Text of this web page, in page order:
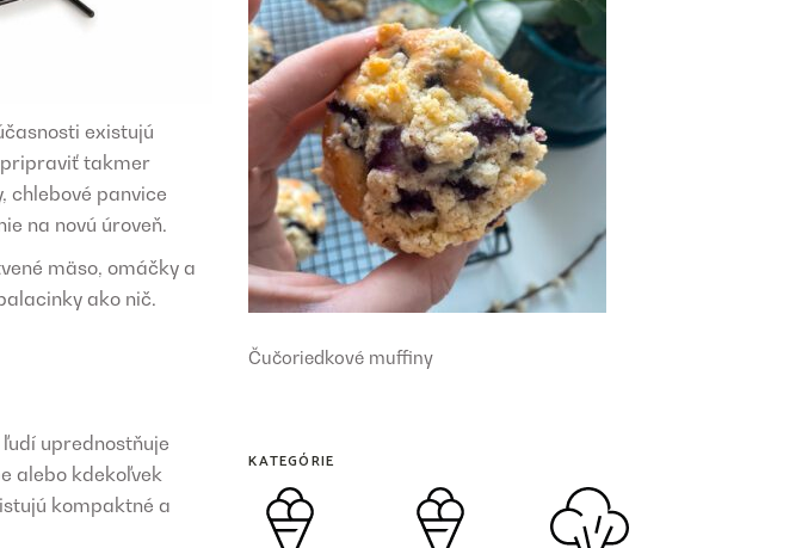
existujú
pripraviť takmer
chlebové panvice
na novú úroveň.
mäso, omáčky a
ako nič.
uprednostňuje
alebo kdekoľvek
kompaktné a
Čučoriedkové muffiny
KATEGÓRIE